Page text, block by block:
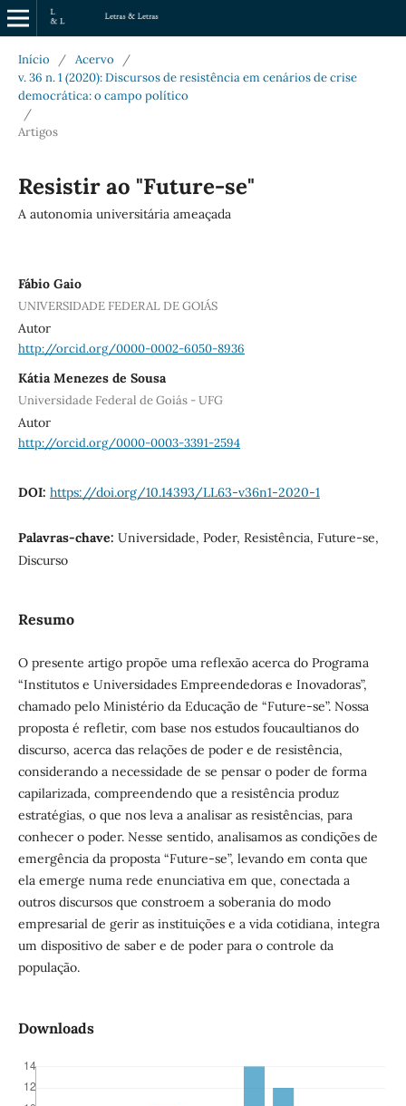
Início / Acervo
/
v. 36 n. 1 (2020): Discursos de resistência em cenários de crise
democrática: o campo político
/
Artigos
Resistir ao "Future-se"
A autonomia universitária ameaçada
Fábio Gaio
UNIVERSIDADE FEDERAL DE GOIÁS
Autor
http://orcid.org/0000-0002-6050-8936
Kátia Menezes de Sousa
Universidade Federal de Goiás - UFG
Autor
http://orcid.org/0000-0003-3391-2594
DOI: https://doi.org/10.14393/LL63-v36n1-2020-1
Palavras-chave: Universidade, Poder, Resistência, Future-se,
Discurso
Resumo
O presente artigo propõe uma reflexão acerca do Programa
“Institutos e Universidades Empreendedoras e Inovadoras”,
chamado pelo Ministério da Educação de “Future-se”. Nossa
proposta é refletir, com base nos estudos foucaultianos do
discurso, acerca das relações de poder e de resistência,
considerando a necessidade de se pensar o poder de forma
capilarizada, compreendendo que a resistência produz
estratégias, o que nos leva a analisar as resistências, para
conhecer o poder. Nesse sentido, analisamos as condições de
emergência da proposta “Future-se”, levando em conta que
ela emerge numa rede enunciativa em que, conectada a
outros discursos que constroem a soberania do modo
empresarial de gerir as instituições e a vida cotidiana, integra
um dispositivo de saber e de poder para o controle da
população.
Downloads